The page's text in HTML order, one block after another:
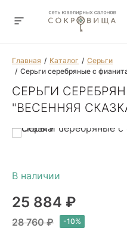
Главная Каталог
Серьги
Серьги серебряные с
СЕРЬГИ
"ВЕСЕННЯЯ
25 884 ₽
28 760 ₽